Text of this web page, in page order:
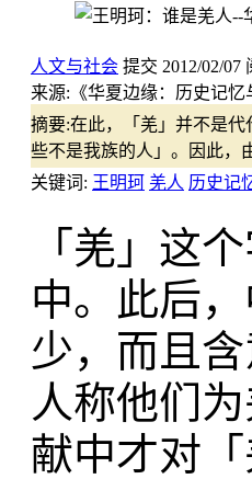
人文与社会 提交 2012/02/07
来源: 《华夏边缘：历史记
摘要:在此，「羌」并不是
些不是我族的人」。因此，
关键词: 王明珂 羌人 历史记
「羌」这
中。此后
少，而且
人称他们
献中才对